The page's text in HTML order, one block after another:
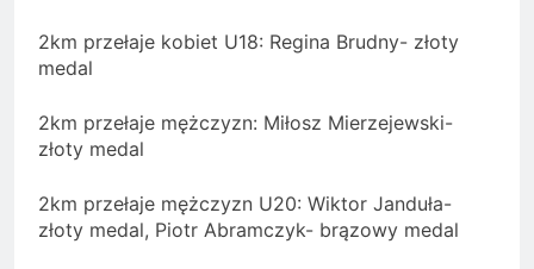
2km przełaje kobiet U18: Regina Brudny- złoty
medal
2km przełaje mężczyzn: Miłosz Mierzejewski-
złoty medal
2km przełaje mężczyzn U20: Wiktor Janduła-
złoty medal, Piotr Abramczyk- brązowy medal